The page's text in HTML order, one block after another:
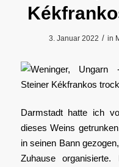
3. Januar 2022 / in
Darmstadt hatte ich
dieses Weins
in seinen Bann
Zuhause